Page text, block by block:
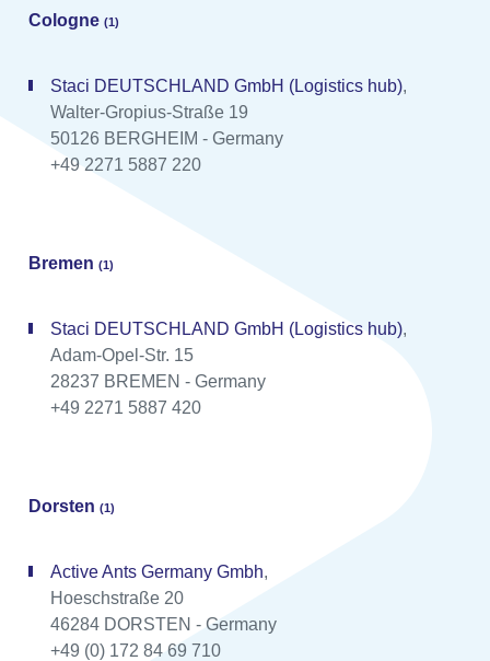
Cologne (1)
Staci DEUTSCHLAND GmbH (Logistics hub),
Walter-Gropius-Straße 19
50126 BERGHEIM - Germany
+49 2271 5887 220
Bremen (1)
Staci DEUTSCHLAND GmbH (Logistics hub),
Adam-Opel-Str. 15
28237 BREMEN - Germany
+49 2271 5887 420
Dorsten (1)
Active Ants Germany Gmbh,
Hoeschstraße 20
46284 DORSTEN - Germany
+49 (0) 172 84 69 710